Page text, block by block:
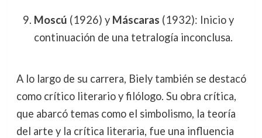
Moscú (1926) y Máscaras (1932): Inicio y
continuación de una tetralogía inconclusa.
A lo largo de su carrera, Biely también se destacó
como crítico literario y filólogo. Su obra crítica,
que abarcó temas como el simbolismo, la teoría
del arte y la crítica literaria, fue una influencia